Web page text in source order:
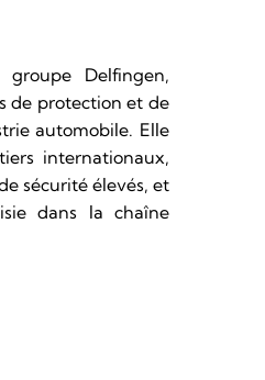
Delfingen,
de protection et de
automobile. Elle
internationaux,
sécurité élevés, et
dans la chaîne